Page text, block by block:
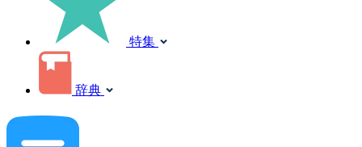
特集
辞典